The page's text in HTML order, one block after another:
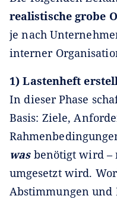
realistische grobe
je nach
interner
1) Lastenheft
In dieser Phase
Basis: Ziele,
was benötigt wird –
umgesetzt wird.
Abstimmungen und